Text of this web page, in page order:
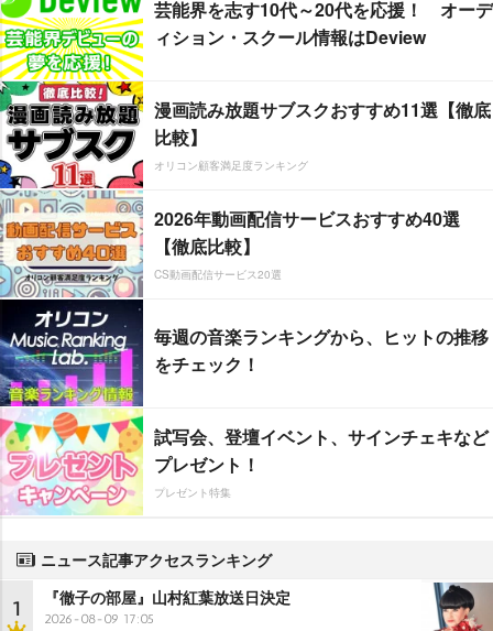
芸能界を志す10代～20代を応援！ オーデ
ィション・スクール情報はDeview
漫画読み放題サブスクおすすめ11選【徹底
比較】
オリコン顧客満足度ランキング
2026年動画配信サービスおすすめ40選
【徹底比較】
CS動画配信サービス20選
毎週の音楽ランキングから、ヒットの推移
をチェック！
試写会、登壇イベント、サインチェキなど
プレゼント！
プレゼント特集
ニュース記事アクセスランキング
1 『徹子の部屋』山村紅葉放送日決定
2026-08-09 17:05